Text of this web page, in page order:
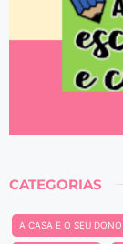
CATEGORIAS
A CASA E O SEU DONO